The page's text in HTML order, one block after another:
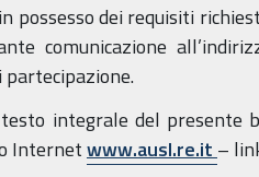
possesso dei requisiti
comunicazione
partecipazione.
integrale del presente
Internetwww.ausl.re.it –